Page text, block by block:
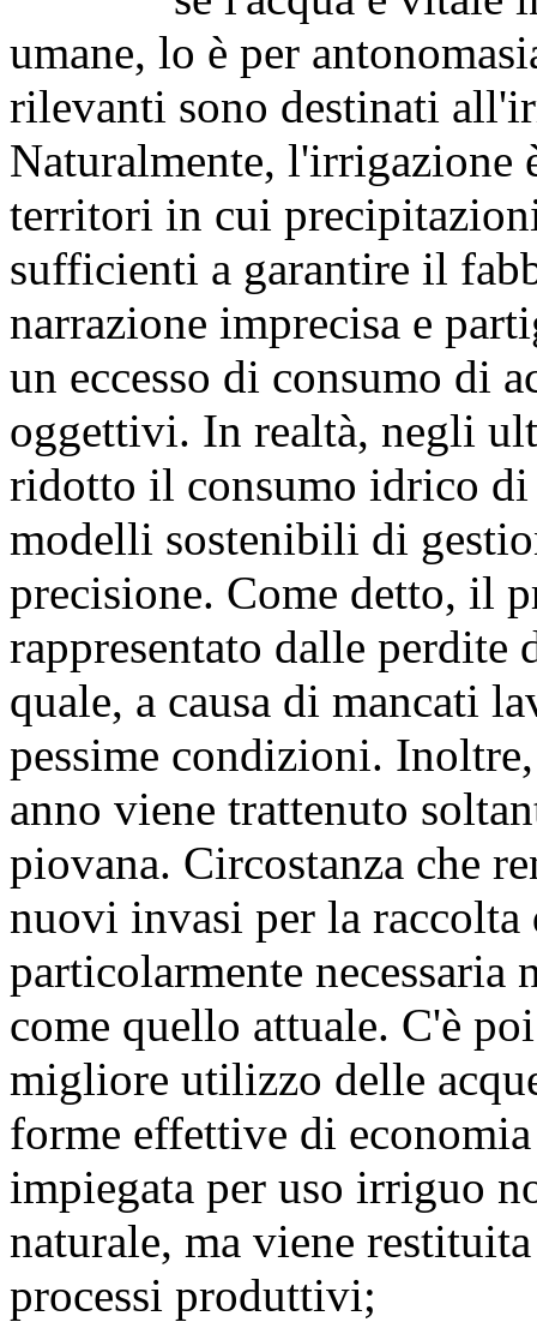
umane, lo è per
rilevanti sono destinati
Naturalmente, l'irrigazione
territori in cui
sufficienti a garantire il
narrazione imprecisa e
un eccesso di consumo di
oggettivi. In realtà, negli
ridotto il consumo idrico di
modelli sostenibili di
precisione. Come detto, il
rappresentato dalle perdite
quale, a causa di mancati
pessime condizioni.
anno viene trattenuto
piovana. Circostanza che
nuovi invasi per la raccolta
particolarmente
come quello attuale. C'è
migliore utilizzo delle
forme effettive di
impiegata per uso irriguo
naturale, ma viene
processi produttivi;